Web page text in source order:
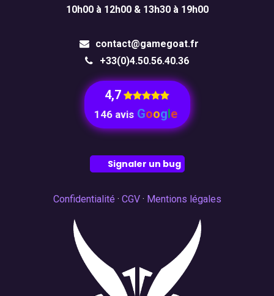
10h00 à 12h00 & 13h30 à 19h00
contact@gamegoat.fr
+33(0)4.50.56.40.36
4,7
146 avis Google
Signaler un bug
Confidentialité · CGV· Mentions légales